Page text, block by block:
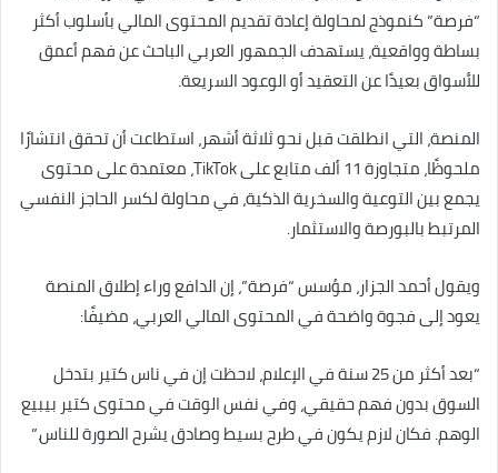
“فرصة” كنموذج لمحاولة إعادة تقديم المحتوى المالي بأسلوب أكثر
بساطة وواقعية، يستهدف الجمهور العربي الباحث عن فهم أعمق
للأسواق بعيدًا عن التعقيد أو الوعود السريعة.
المنصة، التي انطلقت قبل نحو ثلاثة أشهر، استطاعت أن تحقق انتشارًا
ملحوظًا، متجاوزة 11 ألف متابع على TikTok، معتمدة على محتوى
يجمع بين التوعية والسخرية الذكية، في محاولة لكسر الحاجز النفسي
المرتبط بالبورصة والاستثمار.
ويقول أحمد الجزار، مؤسس “فرصة”، إن الدافع وراء إطلاق المنصة
يعود إلى فجوة واضحة في المحتوى المالي العربي، مضيفًا:
“بعد أكثر من 25 سنة في الإعلام، لاحظت إن في ناس كتير بتدخل
السوق بدون فهم حقيقي، وفي نفس الوقت في محتوى كتير بيبيع
الوهم. فكان لازم يكون في طرح بسيط وصادق يشرح الصورة للناس.”